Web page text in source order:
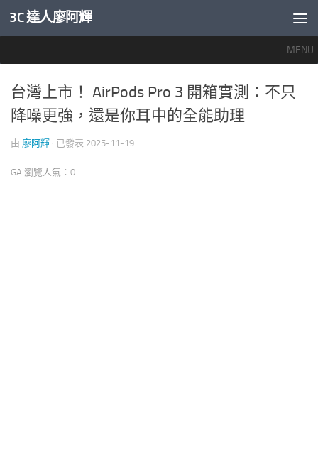
內文下方
3C 達人廖阿輝
MENU
0
台灣上市！ AirPods Pro 3 開箱實測：不只
降噪更強，還是你耳中的全能助理
由 廖阿輝 · 已發表 2025-11-19
GA 瀏覽人氣：0